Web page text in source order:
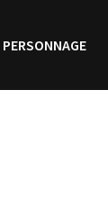
PERSONNAGE